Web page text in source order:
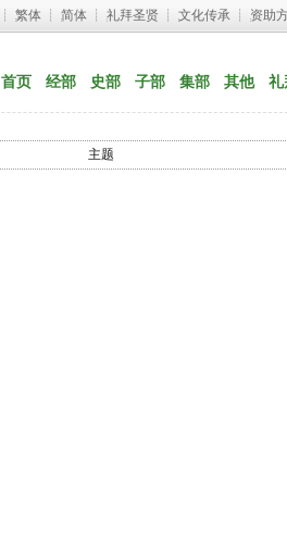
┊ 繁体 ┊ 简体 ┊ 礼拜圣贤 ┊ 文化传承 ┊ 资助
首页 经部 史部 子部 集部 其他 礼
主题